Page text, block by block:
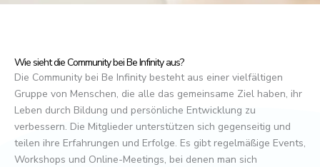
Wie sieht die Community bei Be Infinity aus?
Die Community bei Be Infinity besteht aus einer vielfältigen
Gruppe von Menschen, die alle das gemeinsame Ziel haben, ihr
Leben durch Bildung und persönliche Entwicklung zu
verbessern. Die Mitglieder unterstützen sich gegenseitig und
teilen ihre Erfahrungen und Erfolge. Es gibt regelmäßige Events,
Workshops und Online-Meetings, bei denen man sich